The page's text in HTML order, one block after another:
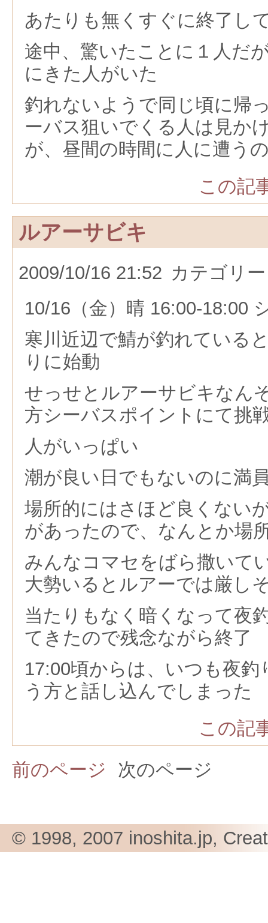
あたりも無くすぐに終了し
途中、驚いたことに１人だ
にきた人がいた
釣れないようで同じ頃に帰
ーバス狙いでくる人は見か
が、昼間の時間に人に遭う
この記
ルアーサビキ
2009/10/16 21:52 カテゴリ
10/16（金）晴 16:00-18:00
寒川近辺で鯖が釣れている
りに始動
せっせとルアーサビキなん
方シーバスポイントにて挑
人がいっぱい
潮が良い日でもないのに満
場所的にはさほど良くない
があったので、なんとか場
みんなコマセをばら撒いて
大勢いるとルアーでは厳し
当たりもなく暗くなって夜
てきたので残念ながら終了
17:00頃からは、いつも夜
う方と話し込んでしまった
この記
前のページ
次のページ
© 1998, 2007 inoshita.jp,